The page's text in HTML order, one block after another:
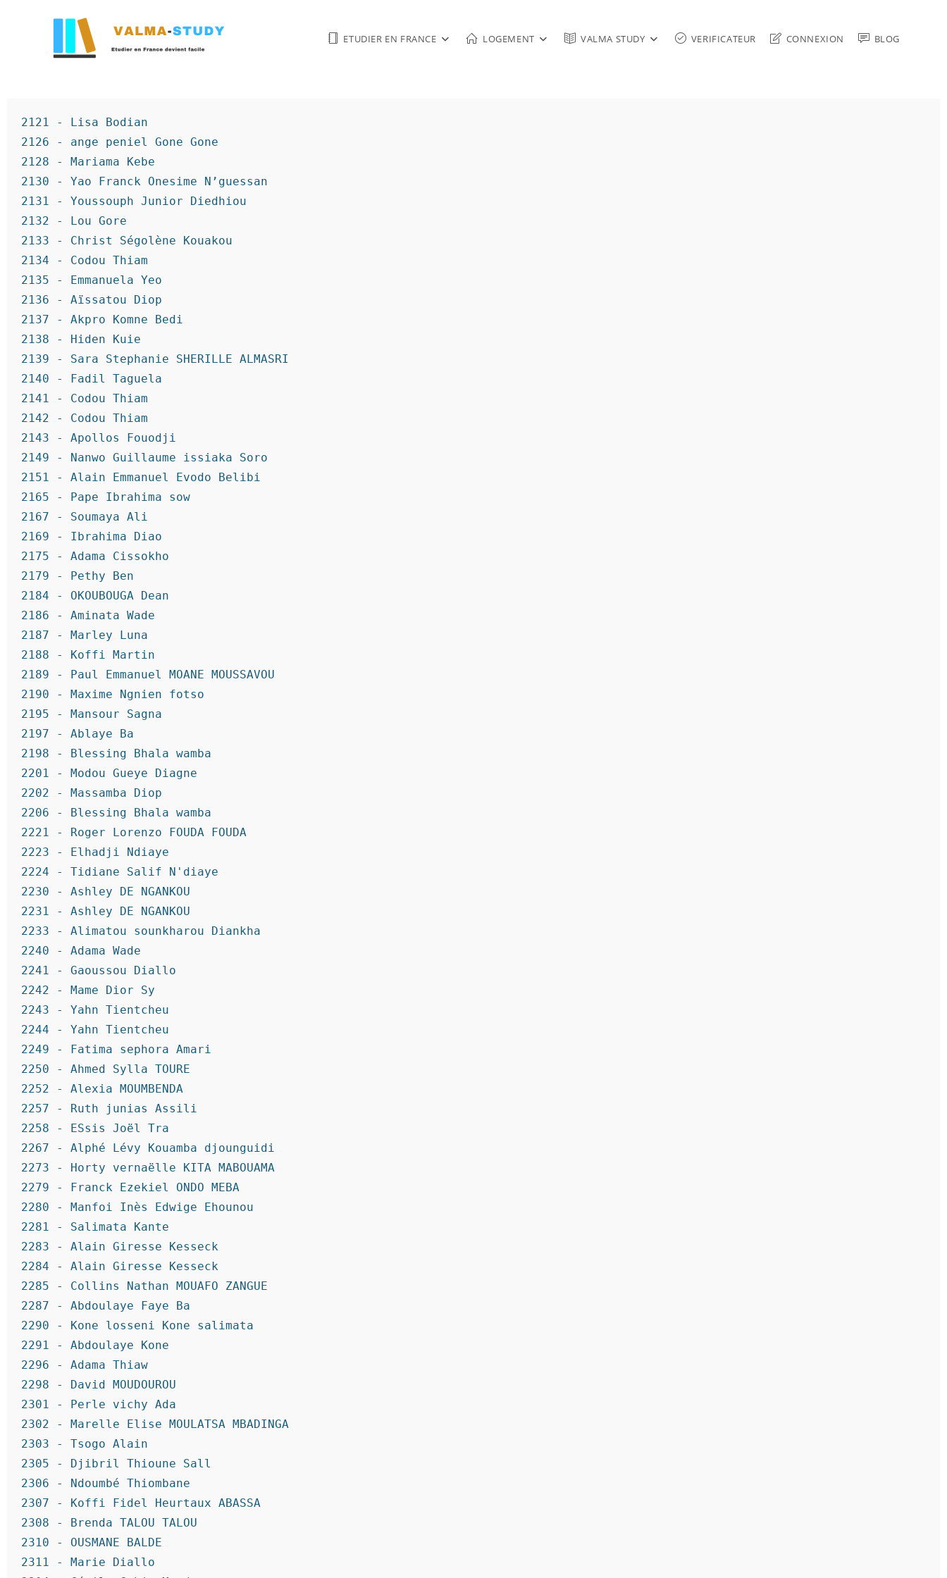
ETUDIER EN FRANCE LOGEMENT VALMA STUDY VERIFICATEUR CONNEXION BLOG
2121 - Lisa Bodian
2126 - ange peniel Gone Gone
2128 - Mariama Kebe
2130 - Yao Franck Onesime N’guessan
2131 - Youssouph Junior Diedhiou
2132 - Lou Gore
2133 - Christ Ségolène Kouakou
2134 - Codou Thiam
2135 - Emmanuela Yeo
2136 - Aïssatou Diop
2137 - Akpro Komne Bedi
2138 - Hiden Kuie
2139 - Sara Stephanie SHERILLE ALMASRI
2140 - Fadil Taguela
2141 - Codou Thiam
2142 - Codou Thiam
2143 - Apollos Fouodji
2149 - Nanwo Guillaume issiaka Soro
2151 - Alain Emmanuel Evodo Belibi
2165 - Pape Ibrahima sow
2167 - Soumaya Ali
2169 - Ibrahima Diao
2175 - Adama Cissokho
2179 - Pethy Ben
2184 - OKOUBOUGA Dean
2186 - Aminata Wade
2187 - Marley Luna
2188 - Koffi Martin
2189 - Paul Emmanuel MOANE MOUSSAVOU
2190 - Maxime Ngnien fotso
2195 - Mansour Sagna
2197 - Ablaye Ba
2198 - Blessing Bhala wamba
2201 - Modou Gueye Diagne
2202 - Massamba Diop
2206 - Blessing Bhala wamba
2221 - Roger Lorenzo FOUDA FOUDA
2223 - Elhadji Ndiaye
2224 - Tidiane Salif N'diaye
2230 - Ashley DE NGANKOU
2231 - Ashley DE NGANKOU
2233 - Alimatou sounkharou Diankha
2240 - Adama Wade
2241 - Gaoussou Diallo
2242 - Mame Dior Sy
2243 - Yahn Tientcheu
2244 - Yahn Tientcheu
2249 - Fatima sephora Amari
2250 - Ahmed Sylla TOURE
2252 - Alexia MOUMBENDA
2257 - Ruth junias Assili
2258 - ESsis Joël Tra
2267 - Alphé Lévy Kouamba djounguidi
2273 - Horty vernaëlle KITA MABOUAMA
2279 - Franck Ezekiel ONDO MEBA
2280 - Manfoi Inès Edwige Ehounou
2281 - Salimata Kante
2283 - Alain Giresse Kesseck
2284 - Alain Giresse Kesseck
2285 - Collins Nathan MOUAFO ZANGUE
2287 - Abdoulaye Faye Ba
2290 - Kone losseni Kone salimata
2291 - Abdoulaye Kone
2296 - Adama Thiaw
2298 - David MOUDOUROU
2301 - Perle vichy Ada
2302 - Marelle Elise MOULATSA MBADINGA
2303 - Tsogo Alain
2305 - Djibril Thioune Sall
2306 - Ndoumbé Thiombane
2307 - Koffi Fidel Heurtaux ABASSA
2308 - Brenda TALOU TALOU
2310 - OUSMANE BALDE
2311 - Marie Diallo